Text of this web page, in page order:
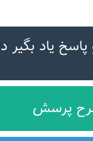
یاد بگیر
پرسش